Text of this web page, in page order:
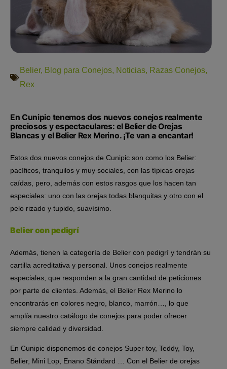
Belier, Blog para Conejos, Noticias, Razas Conejos,
Rex
En Cunipic tenemos dos nuevos conejos realmente
preciosos y espectaculares: el Belier de Orejas
Blancas y el Belier Rex Merino. ¡Te van a encantar!
Estos dos nuevos conejos de Cunipic son como los Belier:
pacíficos, tranquilos y muy sociales, con las típicas orejas
caídas, pero, además con estos rasgos que los hacen tan
especiales: uno con las orejas todas blanquitas y otro con el
pelo rizado y tupido, suavísimo.
Belier con pedigrí
Además, tienen la categoría de Belier con pedigrí y tendrán su
cartilla acreditativa y personal. Unos conejos realmente
especiales, que responden a la gran cantidad de peticiones
por parte de clientes. Además, el Belier Rex Merino lo
encontrarás en colores negro, blanco, marrón…, lo que
amplía nuestro catálogo de conejos para poder ofrecer
siempre calidad y diversidad.
En Cunipic disponemos de conejos Super toy, Teddy, Toy,
Belier, Mini Lop, Enano Stándard … Con el Belier de orejas